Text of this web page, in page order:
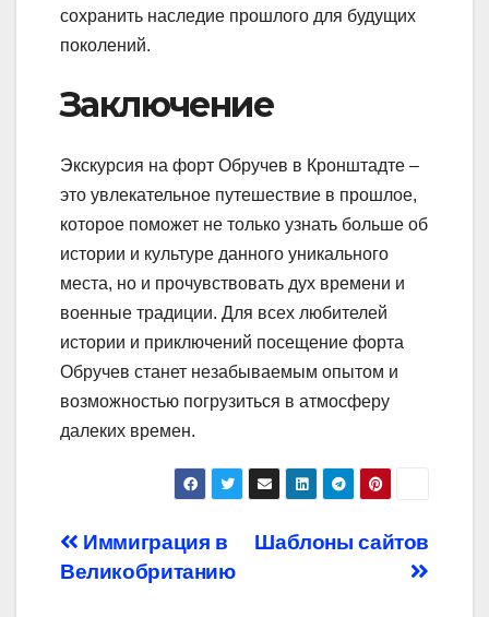
сохранить наследие прошлого для будущих
поколений.
Заключение
Экскурсия на форт Обручев в Кронштадте –
это увлекательное путешествие в прошлое,
которое поможет не только узнать больше об
истории и культуре данного уникального
места, но и прочувствовать дух времени и
военные традиции. Для всех любителей
истории и приключений посещение форта
Обручев станет незабываемым опытом и
возможностью погрузиться в атмосферу
далеких времен.
Навигация
Шаблоны сайтов
Иммиграция в
Великобританию